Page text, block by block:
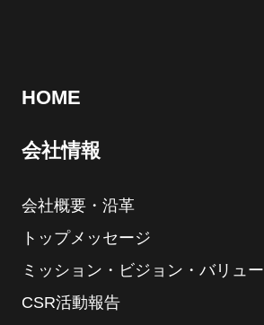
HOME
会社情報
会社概要・沿革
トップメッセージ
ミッション・ビジョン・バリュー
CSR活動報告